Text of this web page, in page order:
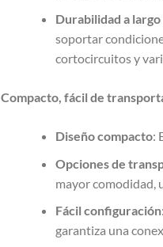
Durabilidad a largo
soportar
cortocircuitos y
Compacto, fácil de
Diseño compacto:
Opciones de
mayor comodidad,
Fácil configuración
garantiza una